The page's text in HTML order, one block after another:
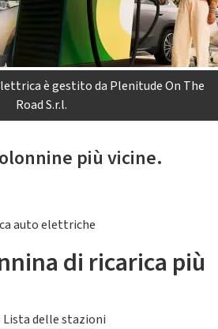
è gestito da Plenitude On The
Road S.r.l.
più vicine.
auto elettriche
di ricarica più
Lista delle stazioni